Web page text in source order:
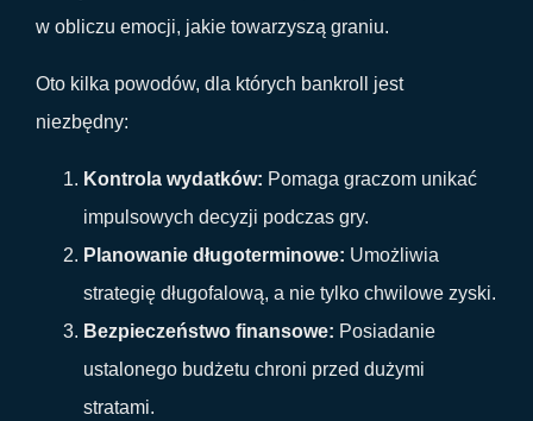
w obliczu emocji, jakie towarzyszą graniu.
Oto kilka powodów, dla których bankroll jest
niezbędny:
Kontrola wydatków: Pomaga graczom unikać
impulsowych decyzji podczas gry.
Planowanie długoterminowe: Umożliwia
strategię długofalową, a nie tylko chwilowe zyski.
Bezpieczeństwo finansowe: Posiadanie
ustalonego budżetu chroni przed dużymi
stratami.